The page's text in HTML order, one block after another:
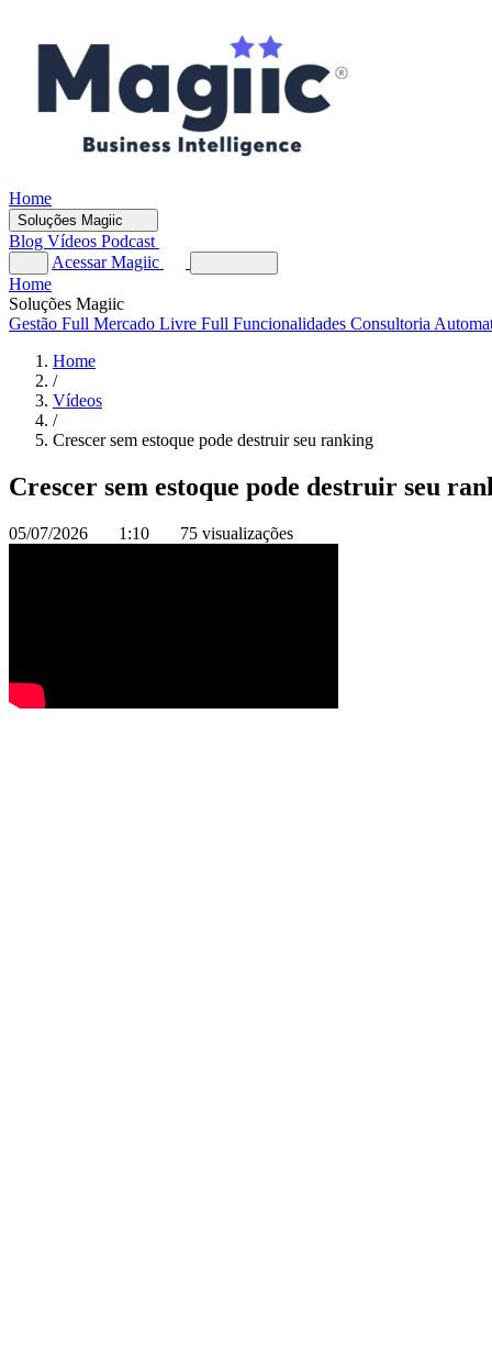
Home
Soluções Magiic
Blog Vídeos Podcast
Acessar Magiic
Home
Soluções Magiic
Gestão Full Mercado Livre Full Funcionalidades Consultoria
Home
/
Vídeos
/
Crescer sem estoque pode destruir seu ranking
Crescer sem estoque pode destruir seu
05/07/2026 1:10 75 visualizações